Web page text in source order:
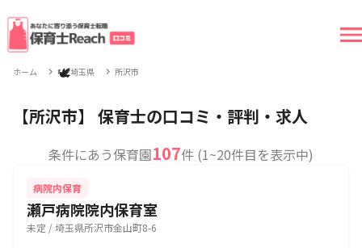
ホーム 🕊埼玉県 所沢市
【所沢市】 保育士の口コミ・評判・求人
条件にあう保育園107件 (1~20件目を表示中)
病院内保育
瀬戸病院院内保育室
未定 / 埼玉県所沢市金山町8-6